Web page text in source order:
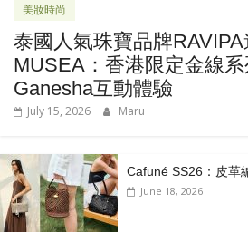
美妝時尚
泰國人氣珠寶品牌
MUSEA：香港限定金線
Ganesha互動體驗
July 15, 2026 Maru
Cafuné SS26：皮革
June 18, 2026